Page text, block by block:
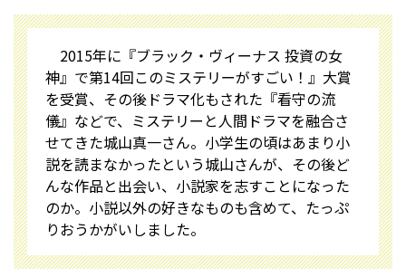
2015年に『ブラック・ヴィーナス 投資の女
神』で第14回このミステリーがすごい！』大賞
を受賞、その後ドラマ化もされた『看守の流
儀』などで、ミステリーと人間ドラマを融合さ
せてきた城山真一さん。小学生の頃はあまり小
説を読まなかったという城山さんが、その後ど
んな作品と出会い、小説家を志すことになった
のか。小説以外の好きなものも含めて、たっぷ
りおうかがいしました。